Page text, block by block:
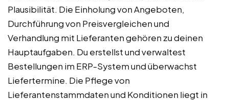
Plausibilität. Die Einholung von Angeboten,
Durchführung von Preisvergleichen und
Verhandlung mit Lieferanten gehören zu deinen
Hauptaufgaben. Du erstellst und verwaltest
Bestellungen im ERP-System und überwachst
Liefertermine. Die Pflege von
Lieferantenstammdaten und Konditionen liegt in